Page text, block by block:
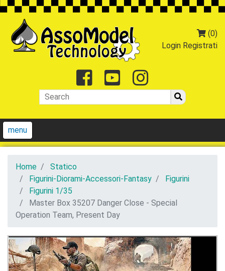
(0)
Login Registrati
Facebook
Youtube
menu
Home
Statico
Figurini-Diorami-Accessori-Fantasy
Figurini
Figurini 1/35
Master Box 35207 Danger Close - Special
Operation Team, Present Day